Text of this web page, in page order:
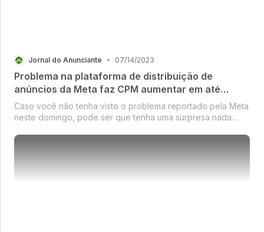
Jornal do Anunciante • 07/14/2023
Problema na plataforma de distribuição de
anúncios da Meta faz CPM aumentar em até
500% neste domingo
Caso você não tenha visto o problema reportado pela Meta
neste domingo, pode ser que tenha uma surpresa nada